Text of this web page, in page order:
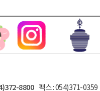
8800팩스 : 054)371-0359